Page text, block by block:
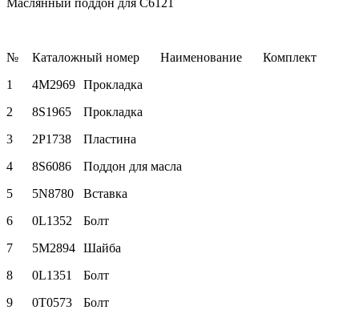
Маслянный поддон для C6121
№ Каталожный номер Наименование
Комплект
1
4M2969 Прокладка
2
8S1965
Прокладка
3
2P1738
Пластина
4
8S6086
Поддон для масла
5
5N8780
Вставка
6
0L1352
Болт
7
5M2894 Шайба
8
0L1351
Болт
9
0T0573
Болт